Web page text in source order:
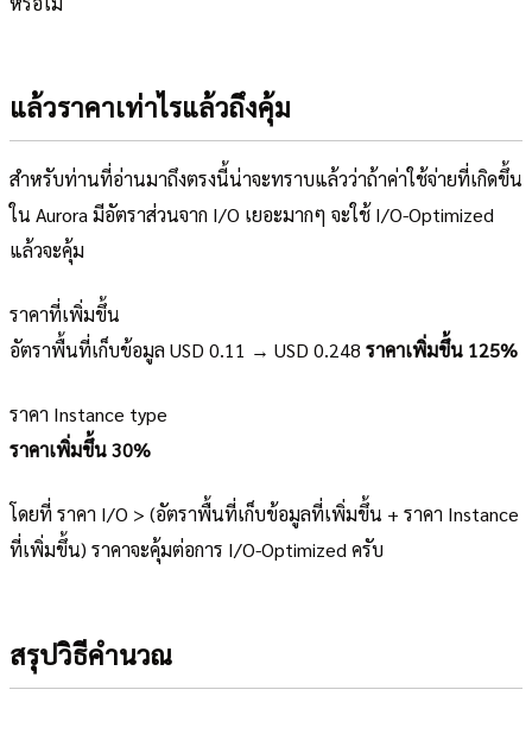
แล้วราคาเท่าไรแล้วถึงคุ้ม
สำหรับท่านที่อ่านมาถึงตรงนี้น่าจะทราบแล้วว่าถ้าค่าใช้จ่ายที่เกิดขึ้น
ใน Aurora มีอัตราส่วนจาก I/O เยอะมากๆ จะใช้ I/O-Optimized
แล้วจะคุ้ม
ราคาที่เพิ่มขึ้น
อัตราพื้นที่เก็บข้อมูล USD 0.11 → USD 0.248 ราคาเพิ่มขึ้น 125%
ราคา Instance type
ราคาเพิ่มขึ้น 30%
โดยที่ ราคา I/O > (อัตราพื้นที่เก็บข้อมูลที่เพิ่มขึ้น + ราคา Instance
ที่เพิ่มขึ้น) ราคาจะคุ้มต่อการ I/O-Optimized ครับ
สรุปวิธีคำนวณ